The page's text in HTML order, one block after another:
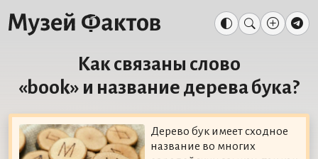
Как связаны слово
«book» и название дерева бука?
Дерево бук имеет сходное
название во многих